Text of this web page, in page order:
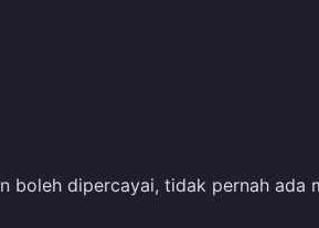
boleh dipercayai, tidak pernah ada